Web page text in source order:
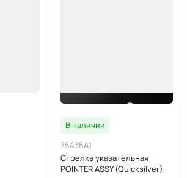
В наличии
75435A1
Стрелка указательная
POINTER ASSY (Quicksilver)